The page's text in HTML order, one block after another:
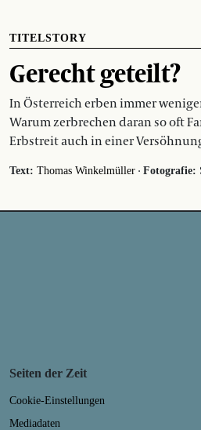
TITELSTORY
Gerecht geteilt?
In Österreich erben immer
Warum zerbrechen daran so oft
Erbstreit auch in einer
Text: Thomas Winkelmüller · Fotografie:
Seiten der Zeit
Cookie-Einstellungen
Mediadaten